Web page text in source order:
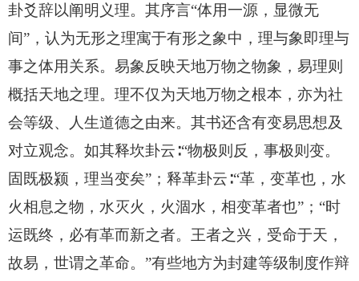
卦爻辞以阐明义理。其序言“体用一源，显微无
间”，认为无形之理寓于有形之象中，理与象即理与
事之体用关系。易象反映天地万物之物象，易理则
概括天地之理。理不仅为天地万物之根本，亦为社
会等级、人生道德之由来。其书还含有变易思想及
对立观念。如其释坎卦云∶“物极则反，事极则变。
固既极颍，理当变矣”；释革卦云∶“革，变革也，水
火相息之物，水灭火，火涸水，相变革者也”；“时
运既终，必有革而新之者。王者之兴，受命于天，
故易，世谓之革命。”有些地方为封建等级制度作辩